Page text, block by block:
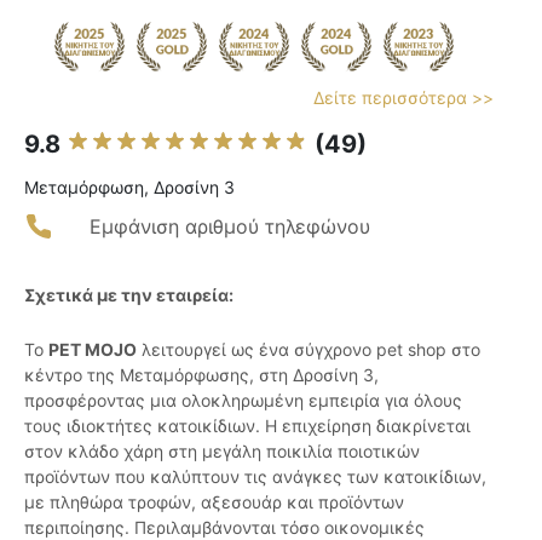
Δείτε περισσότερα >>
9.8 (49)
Μεταμόρφωση, Δροσίνη 3
Εμφάνιση αριθμού τηλεφώνου
Σχετικά με την εταιρεία:
Το PET MOJO λειτουργεί ως ένα σύγχρονο pet shop στο
κέντρο της Μεταμόρφωσης, στη Δροσίνη 3,
προσφέροντας μια ολοκληρωμένη εμπειρία για όλους
τους ιδιοκτήτες κατοικίδιων. Η επιχείρηση διακρίνεται
στον κλάδο χάρη στη μεγάλη ποικιλία ποιοτικών
προϊόντων που καλύπτουν τις ανάγκες των κατοικίδιων,
με πληθώρα τροφών, αξεσουάρ και προϊόντων
περιποίησης. Περιλαμβάνονται τόσο οικονομικές